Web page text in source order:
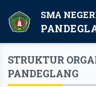
SMA
STRUKTUR
PANDEGLANG